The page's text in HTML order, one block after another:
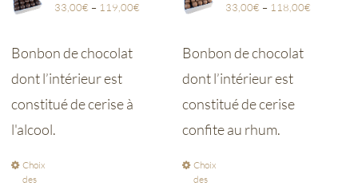
33,00€ – 119,00€
Bonbon de chocolat
dont l’intérieur est
constitué de cerise à
l'alcool.
Choix
des
33,00€ – 118,00€
Bonbon de chocolat
dont l’intérieur est
constitué de cerise
confite au rhum.
Choix
des